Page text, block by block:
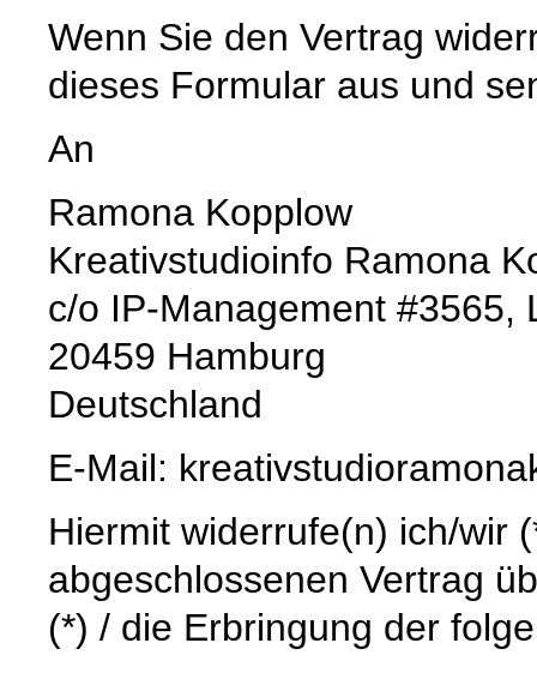
Wenn Sie den Vertrag
dieses Formular aus und
An
Ramona Kopplow
Kreativstudioinfo Ramona
c/o IP-Management #3565,
20459 Hamburg
Deutschland
E-Mail:
Hiermit widerrufe(n) ich/wir
abgeschlossenen Vertrag
(*) / die Erbringung der